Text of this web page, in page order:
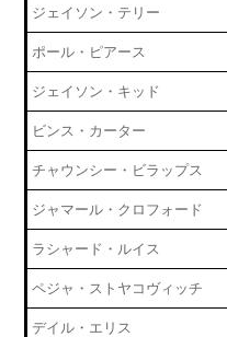
ジェイソン・テリー
ポール・ピアース
ジェイソン・キッド
ビンス・カーター
チャウンシー・ビラップス
ジャマール・クロフォード
ラシャード・ルイス
ペジャ・ストヤコヴィッチ
デイル・エリス